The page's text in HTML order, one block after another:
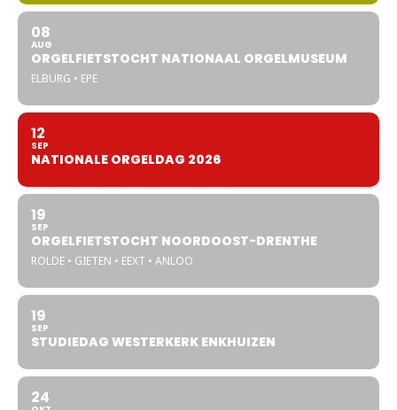
08
AUG
ORGELFIETSTOCHT NATIONAAL ORGELMUSEUM
ELBURG • EPE
12
SEP
NATIONALE ORGELDAG 2026
19
SEP
ORGELFIETSTOCHT NOORDOOST-DRENTHE
ROLDE • GIETEN • EEXT • ANLOO
19
SEP
STUDIEDAG WESTERKERK ENKHUIZEN
24